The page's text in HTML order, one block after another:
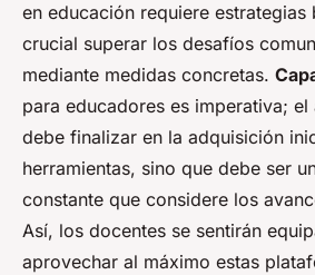
en educación requiere estrategias
crucial superar los desafíos
mediante medidas concretas.
para educadores es imperativa; el
debe finalizar en la adquisición
herramientas, sino que debe ser
constante que considere los
Así, los docentes se sentirán
aprovechar al máximo estas